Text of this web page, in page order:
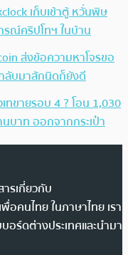
เก็บเข้าตู้ หวั่นพิษ
ณ์คริปโทฯ ในบ้าน
ส่งข้อความหาโจรขอ
ลับมาสักนิดก็ยังดี
ทขายรอบ 4 ? โอน 1,030
บาท ออกจากกระเป๋า
รเกี่ยวกับ
อคนไทย ในภาษาไทย เรา
อร์ดต่างประเทศและนำมา